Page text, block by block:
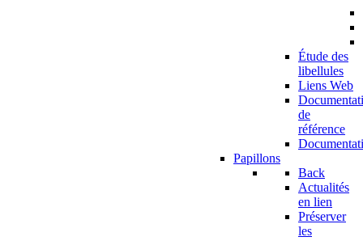
Étude des
libellules
Liens Web
de
référence
Papillons
Back
Actualités
en lien
Préserver
les